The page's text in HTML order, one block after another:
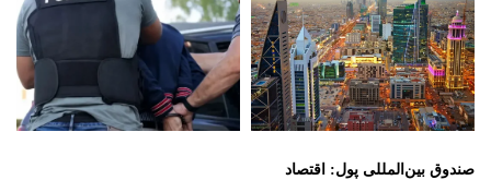
صندوق بین‌المللی پول: اقتصاد